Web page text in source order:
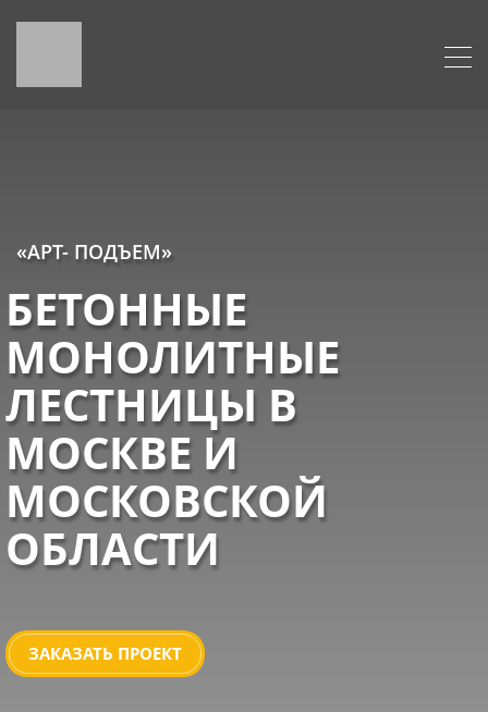
«АРТ- ПОДЪЕМ»
БЕТОННЫЕ
МОНОЛИТНЫЕ
ЛЕСТНИЦЫ В
МОСКВЕ И
МОСКОВСКОЙ
ОБЛАСТИ
ЗАКАЗАТЬ ПРОЕКТ